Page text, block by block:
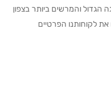
והמרשים ביותר בצפון
את לקוחותנו הפרטיים